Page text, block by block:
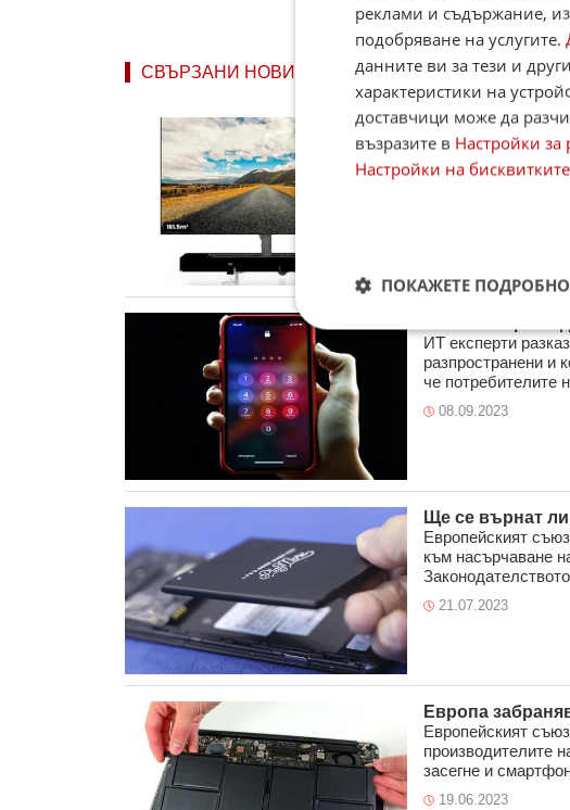
СВЪРЗАНИ НОВИНИ
Най-големият в
корт
Photonoics
на пиксела 3.9
ИТ експерти
разпространени и
че потребителите
08.09.2023
Ще се върнат
Европейският
към насърчаване
21.07.2023
Европа
Европейският
производителите
засегне и
19.06.2023
реклами и съдържание,
подобряване на услугите.
данните ви за тези и
характеристики на
доставчици може да
възразите в Настройки за
Настройки на бисквитките
ПОКАЖЕТЕ